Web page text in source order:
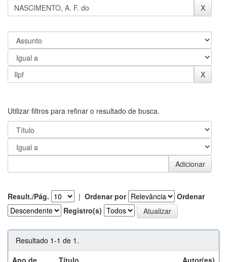
Utilizar filtros para refinar o resultado de busca.
Result./Pág. | Ordenar por
Ordenar
Registro(s)
Resultado 1-1 de 1.
Ano de
Título Autor(es)